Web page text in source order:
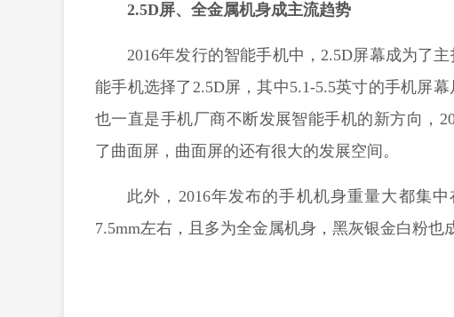
2.5D屏、全金属机身成主流趋势
2016年发行的智能手机中，2.5D屏幕成为了
能手机选择了2.5D屏，其中5.1-5.5英寸的手机屏
也一直是手机厂商不断发展智能手机的新方向，
了曲面屏，曲面屏的还有很大的发展空间。
此外，2016年发布的手机机身重量大都集
7.5mm左右，且多为全金属机身，黑灰银金白粉也